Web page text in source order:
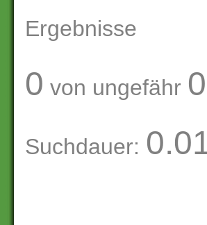
Ergebnisse
0 von ungefähr 0
Suchdauer: